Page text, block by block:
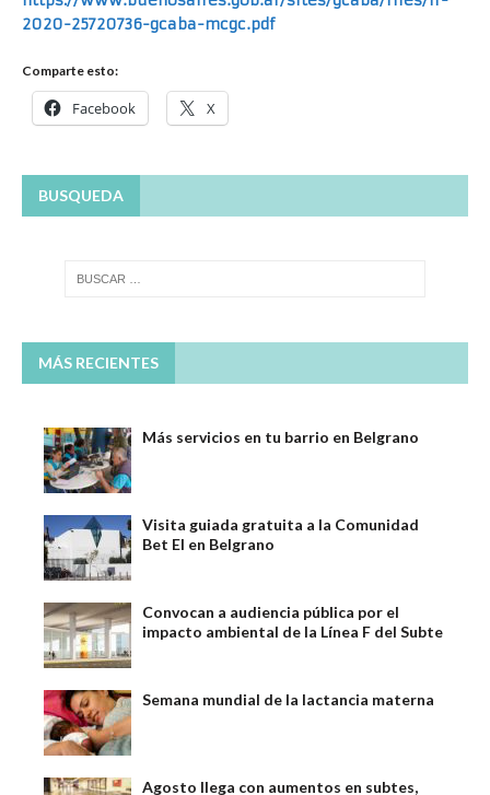
2020-25720736-gcaba-mcgc.pdf
Comparte esto:
Facebook X
BUSQUEDA
MÁS RECIENTES
Más servicios en tu barrio en Belgrano
Visita guiada gratuita a la Comunidad
Bet El en Belgrano
Convocan a audiencia pública por el
impacto ambiental de la Línea F del Subte
Semana mundial de la lactancia materna
Agosto llega con aumentos en subtes,